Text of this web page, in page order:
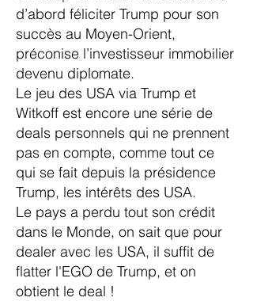
d’abord féliciter Trump pour son
succès au Moyen-Orient,
préconise l’investisseur immobilier
devenu diplomate.
Le jeu des USA via Trump et
Witkoff est encore une série de
deals personnels qui ne prennent
pas en compte, comme tout ce
qui se fait depuis la présidence
Trump, les intérêts des USA.
Le pays a perdu tout son crédit
dans le Monde, on sait que pour
dealer avec les USA, il suffit de
flatter l'EGO de Trump, et on
obtient le deal !